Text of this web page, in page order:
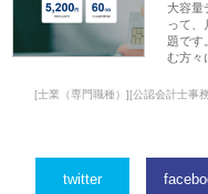
大容量
って、
題です
む方々
[士業（専門職種）][公認会計士事
twitter